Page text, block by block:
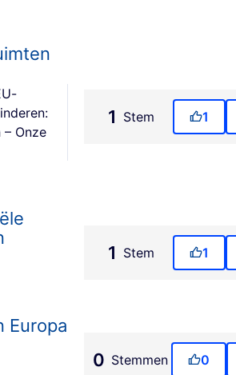
– Onze
1 Stem 1
1 Stem 1
Europa
0 Stemmen 0